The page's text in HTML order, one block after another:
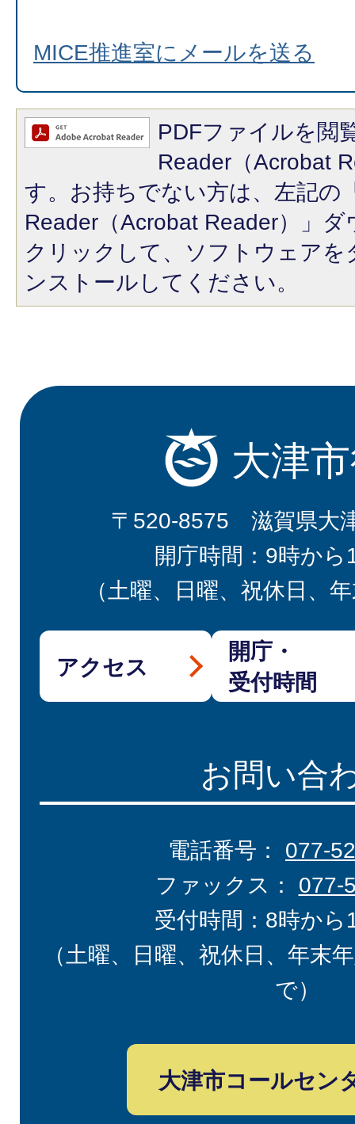
MICE推進室にメールを送る
PDFファイルを閲
Reader（Acrobat
す。お持ちでない方は、左記の
Reader（Acrobat Reader）」
クリックして、ソフトウェア
ンストールしてください。
大津
〒520-8575 滋賀県大
開庁時間：9時から
（土曜、日曜、祝休日、
アクセス
開庁・
受付時間
お問い合
電話番号： 077-
ファックス： 077-
受付時間：8時から
（土曜、日曜、祝休日、年末
で）
大津市コールセン